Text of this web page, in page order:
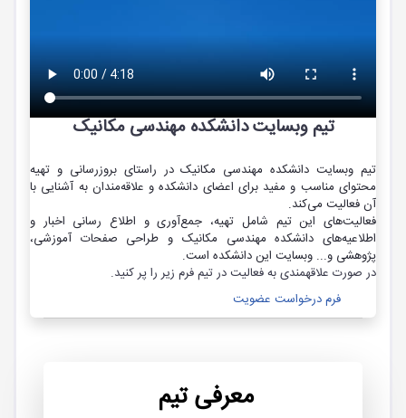
تیم وبسایت دانشکده مهندسی مکانیک
تیم وبسایت دانشکده مهندسی مکانیک در راستای بروزرسانی و تهیه
محتوای مناسب و مفید برای اعضای دانشکده و علاقه‌مندان به آشنایی با
آن فعالیت می‌کند.
فعالیت‌های این تیم شامل تهیه، جمع‌آوری و اطلاع رسانی اخبار و
اطلاعیه‌های دانشکده مهندسی مکانیک و طراحی صفحات آموزشی،
پژوهشی و... وبسایت این دانشکده است.
در صورت علاقهمندی به فعالیت در تیم فرم زیر را پر کنید.
فرم درخواست عضویت
معرفی تیم